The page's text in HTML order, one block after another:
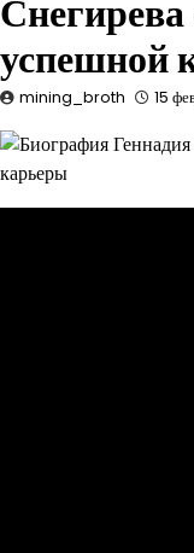
Снегирева
успешной
mining_broth 15